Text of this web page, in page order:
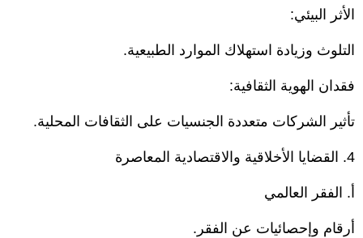
الأثر البيئي:
التلوث وزيادة استهلاك الموارد الطبيعية.
فقدان الهوية الثقافية:
تأثير الشركات متعددة الجنسيات على الثقافات المحلية.
4. القضايا الأخلاقية والاقتصادية المعاصرة
أ. الفقر العالمي
أرقام وإحصائيات عن الفقر.